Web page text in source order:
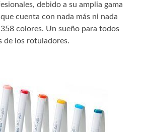
debido a su amplia gama
cuenta con nada más ni nada
colores. Un sueño para todos
de los rotuladores.